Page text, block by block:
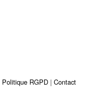
Politique RGPD Contact